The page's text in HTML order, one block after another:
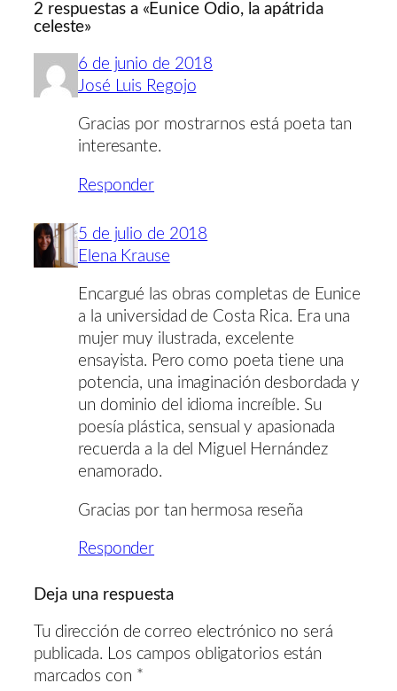
2 respuestas a «Eunice Odio, la apátrida
celeste»
6 de junio de 2018
José Luis Regojo
Gracias por mostrarnos está poeta tan
interesante.
Responder
5 de julio de 2018
Elena Krause
Encargué las obras completas de Eunice
a la universidad de Costa Rica. Era una
mujer muy ilustrada, excelente
ensayista. Pero como poeta tiene una
potencia, una imaginación desbordada y
un dominio del idioma increíble. Su
poesía plástica, sensual y apasionada
recuerda a la del Miguel Hernández
enamorado.
Gracias por tan hermosa reseña
Responder
Deja una respuesta
Tu dirección de correo electrónico no será
publicada. Los campos obligatorios están
marcados con *